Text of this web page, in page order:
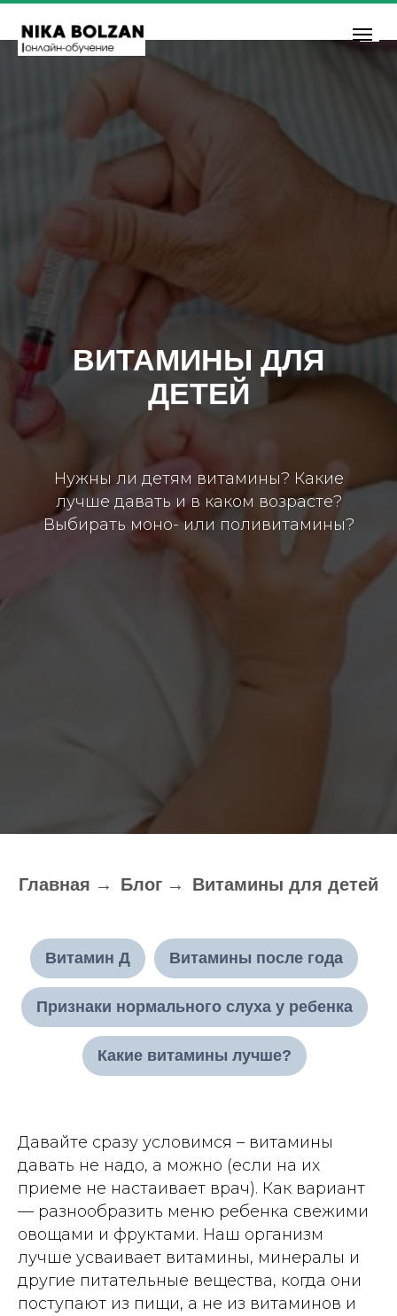
ВИТАМИНЫ ДЛЯ
ДЕТЕЙ
Нужны ли детям витамины? Какие
лучше давать и в каком возрасте?
Выбирать моно- или поливитамины?
Главная → Блог → Витамины для детей
Витамин Д Витамины после года
Признаки нормального слуха у ребенка
Какие витамины лучше?
Давайте сразу условимся – витамины
давать не надо, а можно (если на их
приеме не настаивает врач). Как вариант
— разнообразить меню ребенка свежими
овощами и фруктами. Наш организм
лучше усваивает витамины, минералы и
другие питательные вещества, когда они
поступают из пищи, а не из витаминов и